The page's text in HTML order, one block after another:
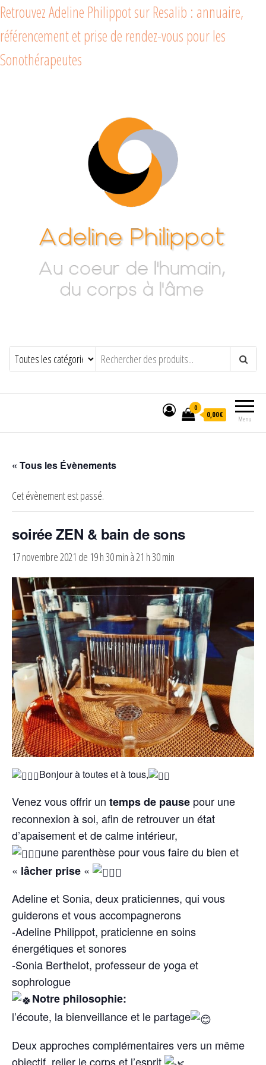
Retrouvez Adeline Philippot sur Resalib : annuaire,
référencement et prise de rendez-vous pour les
Sonothérapeutes
Adeline Philippot Au cœur de l'humain, du corps à l'âme
Menu
0
0,00€
« Tous les Évènements
Cet évènement est passé.
soirée ZEN & bain de sons
17 novembre 2021 de 19 h 30 min à21 h 30 min
Bonjour à toutes et à tous,
Venez vous offrir un temps de pause pour une
reconnexion à soi, afin de retrouver un état
d’apaisement et de calme intérieur,
une parenthèse pour vous faire du bien et
« lâcher prise «
Adeline et Sonia, deux praticiennes, qui vous
guiderons et vous accompagnerons
-Adeline Philippot, praticienne en soins
énergétiques et sonores
-Sonia Berthelot, professeur de yoga et
sophrologue
Notre philosophie:
l’écoute, la bienveillance et le partage
Deux approches complémentaires vers un même
objectif, relier le corps et l’esprit